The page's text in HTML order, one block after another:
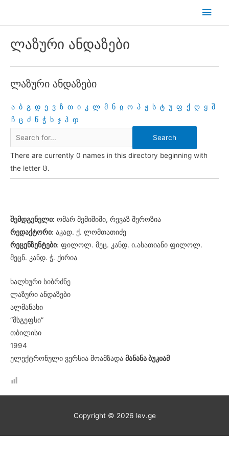
Main
ლაზური ანდაზები
ლაზური ანდაზები
ა ბ გ დ ე ვ ზ თ ი კ ლ მ ნ ჲ ო პ ჟ ს ტ უ ფ ქ ღ ყ შ
ჩ ც ძ წ ჭ ხ ჯ ჰ ჶ
There are currently 0 names in this directory beginning with
the letter Ც.
შემდგენელი: ომარ მემიშიში, რევაზ შეროზია
რედაქტორი: აკად. ქ. ლომთათიძე
რეცენზენტები: ფილოლ. მეც. კანდ. ი.ასათიანი ფილოლ.
მეცნ. კანდ. ჭ. ქირია
ხალხური სიბრძნე
ლაზური ანდაზები
ალმანახი
“მსგეფსი”
თბილისი
1994
ელექტრონული ვერსია მოამზადა მანანა ბუკიამ
Copyright © 2026 lev.ge